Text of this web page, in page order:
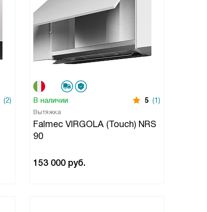
(2) В наличии 5 (1)
Вытяжка
Falmec VIRGOLA (Touch) NRS
90
153 000 руб.